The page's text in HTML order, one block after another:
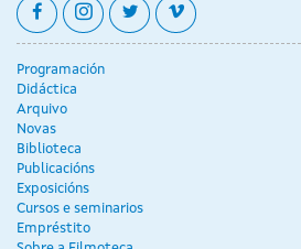
facebookinstagram
twittervimeo
Programación
Didáctica
Arquivo
Novas
Biblioteca
Publicacións
Exposicións
Cursos e seminarios
Empréstito